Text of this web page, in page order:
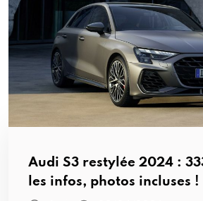
Audi S3 restylée 2024 :
les infos, photos incluses !